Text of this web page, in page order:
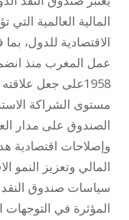
المالية العالمية
الاقتصادية للدول،
عمل المغرب منذ
1958على جعل
مستوى الشراكة
الصندوق على مدار
وإصلاحات اقتصادية
المالي وتعزيز النمو
سياسات صندوق النقد
المؤثرة في التوجهات